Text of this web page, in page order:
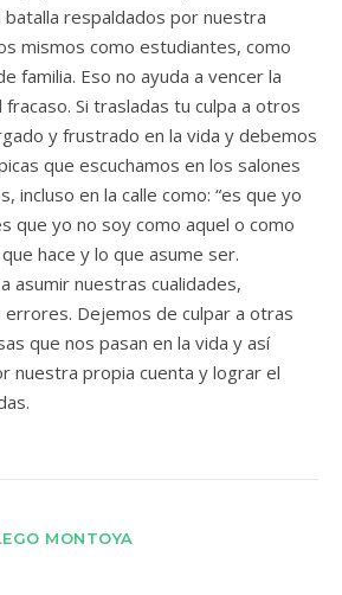
respaldados por nuestra
mismos como estudiantes, como
familia. Eso no ayuda a vencer la
Si trasladas tu culpa a otros
y frustrado en la vida y debemos
que escuchamos en los salones
incluso en la calle como: “es que yo
que yo no soy como aquel o como
hace y lo que asume ser.
asumir nuestras cualidades,
Dejemos de culpar a otras
que nos pasan en la vida y así
nuestra propia cuenta y lograr el
MONTOYA